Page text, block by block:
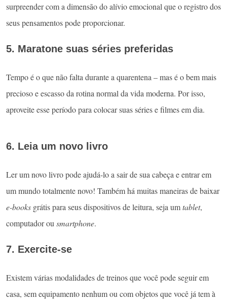
surpreender com a dimensão do alívio emocional que o registro dos
seus pensamentos pode proporcionar.
5. Maratone suas séries preferidas
Tempo é o que não falta durante a quarentena – mas é o bem mais
precioso e escasso da rotina normal da vida moderna. Por isso,
aproveite esse período para colocar suas séries e filmes em dia.
6. Leia um novo livro
Ler um novo livro pode ajudá-lo a sair de sua cabeça e entrar em
um mundo totalmente novo! Também há muitas maneiras de baixar
e-books grátis para seus dispositivos de leitura, seja umtablet,
computador ou smartphone.
7. Exercite-se
Existem várias modalidades de treinos que você pode seguir em
casa, sem equipamento nenhum ou com objetos que você já tem à